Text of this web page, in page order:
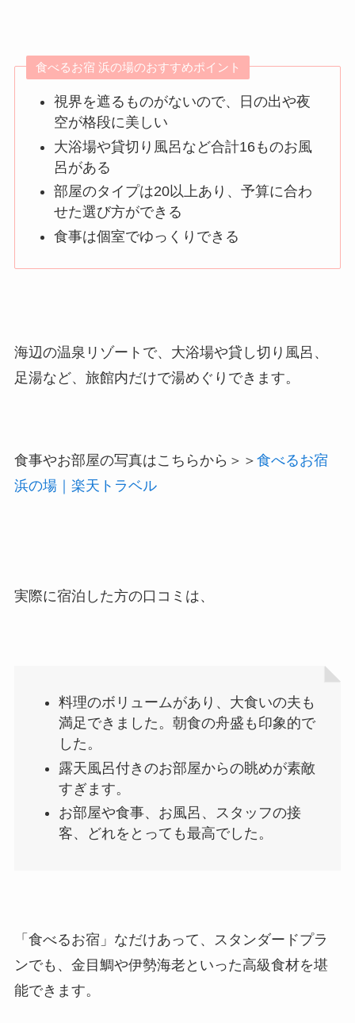
食べるお宿 浜の場のおすすめポイント
視界を遮るものがないので、日の出や夜
空が格段に美しい
大浴場や貸切り風呂など合計16ものお風
呂がある
部屋のタイプは20以上あり、予算に合わ
せた選び方ができる
食事は個室でゆっくりできる
海辺の温泉リゾートで、大浴場や貸し切り風呂、
足湯など、旅館内だけで湯めぐりできます。
食事やお部屋の写真はこちらから＞＞ 食べるお宿
浜の場｜楽天トラベル
実際に宿泊した方の口コミは、
料理のボリュームがあり、大食いの夫も
満足できました。朝食の舟盛も印象的で
した。
露天風呂付きのお部屋からの眺めが素敵
すぎます。
お部屋や食事、お風呂、スタッフの接
客、どれをとっても最高でした。
「食べるお宿」なだけあって、スタンダードプラ
ンでも、金目鯛や伊勢海老といった高級食材を堪
能できます。